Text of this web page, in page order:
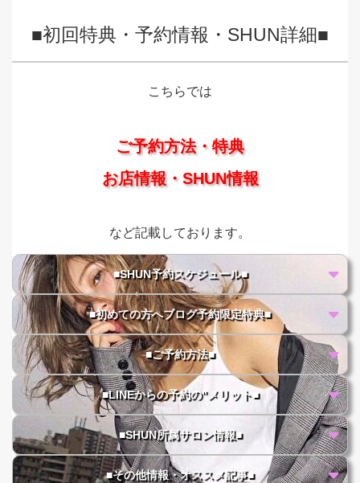
■初回特典・予約情報・SHUN詳細■
こちらでは
ご予約方法・特典
お店情報・SHUN情報
など記載しております。
■SHUN予約スケジュール■
■初めての方へブログ予約限定特典■
■ご予約方法■
■LINEからの予約の"メリット■
■SHUN所属サロン情報■
■その他情報・オススメ記事■